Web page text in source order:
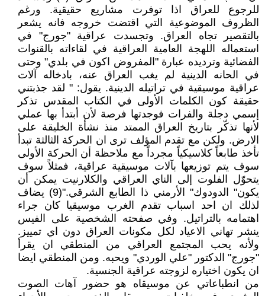
للرجوع للعراق اذا توفرت مشاريع حقيقية. ورغم
الظروف الموضوعية التي اقتضت خروجه فانه يشعر
بالتقصير تجاه العراق. وتجسدت عراقية "جورج" في
استعماله اللهجة العامية العراقية في لقاءاته بالقنوات
الفضائية وترديده عبارة "المفروض اكون في بلدي" وحتى
في الحانه الدينية لم يغب العراق عنه، بادخاله آلات
عراقية موسيقية في تراتيله الدينية. يقول: " لقد جذبتني
حقيقة كون الكلمات الأولى في الكتاب المقدس تذكر
إسمي دجلة والفرات فوجدتها فرصة لأن أبتدأ بها عملي
لأنها تذكّر بتاريخ العراق الممتد منذ نشأة الخليقة على
الارض. ولكن مع تقدم المؤلف ترى ان الحركة الثالثة تبدأ
تأخذ طابعاً كلاسيكياً مجرداً مع ملاحظة أن الحركة الأولى
سوف يتم توزيعها بآلات موسيقية عراقية، فمثلاً سوف
يتحوّل الفلوت إلى الناي العراقي والكلارنيت يمكن أن
يكون" الدودوك" الأرمني ذا الطابع الشرقي."(9) يضاف
لذلك ان احد اسباب تقدم الغرب موسيقيا كان جراء
اهتمامه بالتراتيل. وفي صفحته الشخصية على الفيس
ينشر تهاني الاعياد لكل مكونات العراق دون اي تمييز.
ولأنه يحب المجتمع العراقي من المنطقي ان يقرأ
"جورج" الدكتور "علي الوردي" ويحبه. ومن المنطقي ايضا
ان يكون اختياره لزوجته عراقية الجنسية.
من انطباعاتي عن موسيقاه هو حضور آهات الصوت